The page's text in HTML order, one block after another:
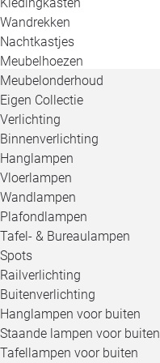
Wandrekken
Nachtkastjes
Meubelhoezen
Meubelonderhoud
Eigen Collectie
Verlichting
Binnenverlichting
Hanglampen
Vloerlampen
Wandlampen
Plafondlampen
Tafel- & Bureaulampen
Spots
Railverlichting
Buitenverlichting
Hanglampen voor buiten
Staande lampen voor buiten
Tafellampen voor buiten